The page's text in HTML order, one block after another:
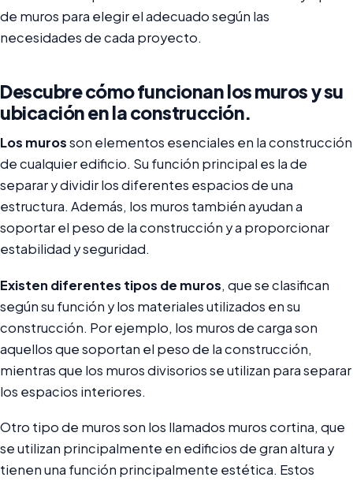
de muros para elegir el adecuado según las
necesidades de cada proyecto.
Descubre cómo funcionan los muros y su
ubicación en la construcción.
Los murosson elementos esenciales en la construcción
de cualquier edificio. Su función principal es la de
separar y dividir los diferentes espacios de una
estructura. Además, los muros también ayudan a
soportar el peso de la construcción y a proporcionar
estabilidad y seguridad.
Existen diferentes tipos de muros, que se clasifican
según su función y los materiales utilizados en su
construcción. Por ejemplo, los muros de carga son
aquellos que soportan el peso de la construcción,
mientras que los muros divisorios se utilizan para separar
los espacios interiores.
Otro tipo de muros son los llamados muros cortina, que
se utilizan principalmente en edificios de gran altura y
tienen una función principalmente estética. Estos